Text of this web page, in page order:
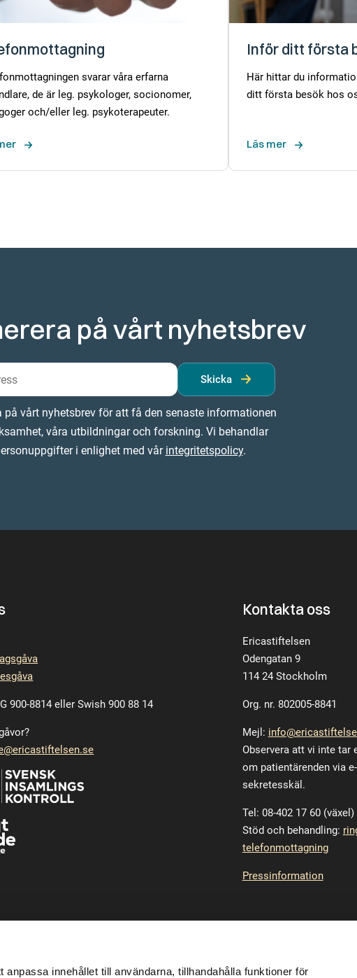
anpassa innehållet till användarna, tillhandahålla funktioner för
svarar våra erfarna
de är leg. psykologer, socionomer,
och/eller leg. psykoterapeuter.
Inför ditt första
Här hittar du
ditt första besök hos
Läs mer
på vårt nyhetsbrev
Skicka
på vårt nyhetsbrev för att få den senaste informationen
våra utbildningar och forskning. Vi behandlar
i enlighet med vår integritetspolicy.
900-8814 eller Swish 900 88 14
Kontakta oss
Ericastiftelsen
Odengatan 9
114 24 Stockholm
Org. nr. 802005-8841
Mejl:
Observera att vi inte tar
om patientärenden via
sekretesskäl.
Tel: 08-402 17 60 (växel)
Stöd och behandling:
telefonmottagning
Pressinformation